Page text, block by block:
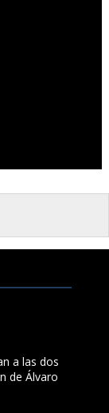
a las dos
de Álvaro